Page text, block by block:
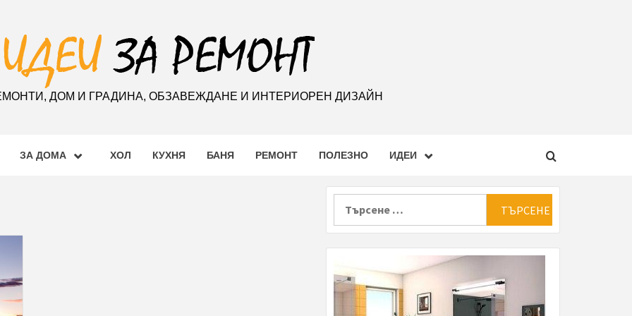
ДОМ И ГРАДИНА, ОБЗАВЕЖДАНЕ И ИНТЕРИОРЕН ДИЗАЙН
ЗА ДОМА ХОЛ КУХНЯ БАНЯ РЕМОНТ ПОЛЕЗНО ИДЕИ